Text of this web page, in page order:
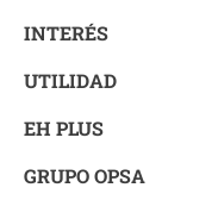
INTERÉS
UTILIDAD
EH PLUS
GRUPO OPSA